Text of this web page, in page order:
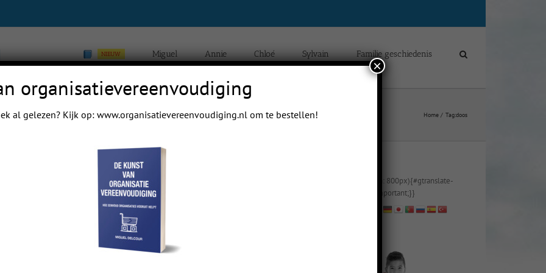
NIEUW Miguel Annie Chloé Sylvain Familie geschiedenis
Home Tag:doos
@media (max-width: 800px){#gtranslate-
2{text-align:right !important;}}
organisatievereenvoudiging
al gelezen? Kijk op: www.organisatievereenvoudiging.nlom te bestellen!
×